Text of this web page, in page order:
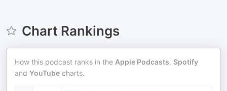
Chart Rankings
How this podcast ranks in the Apple Podcasts, Spotify
and YouTube charts.